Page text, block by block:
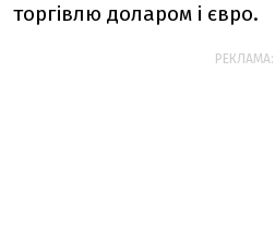
торгівлю доларом і євро.
РЕКЛАМА: